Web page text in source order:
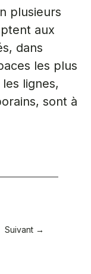
plusieurs
aux
dans
les plus
lignes,
sont à
Suivant →